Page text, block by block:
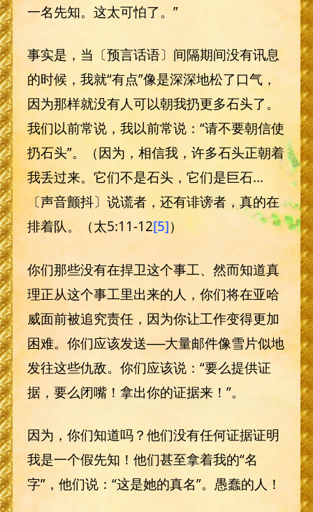
一名先知。这太可怕了。”
事实是，当〔预言话语〕间隔期间没有讯息
的时候，我就“有点”像是深深地松了口气，
因为那样就没有人可以朝我扔更多石头了。
我们以前常说，我以前常说：“请不要朝信使
扔石头”。（因为，相信我，许多石头正朝着
我丢过来。它们不是石头，它们是巨石...
〔声音颤抖〕说谎者，还有诽谤者，真的在
排着队。（太5:11-12[5]）
你们那些没有在捍卫这个事工、然而知道真
理正从这个事工里出来的人，你们将在亚哈
威面前被追究责任，因为你让工作变得更加
困难。你们应该发送──大量邮件像雪片似地
发往这些仇敌。你们应该说：“要么提供证
据，要么闭嘴！拿出你的证据来！”。
因为，你们知道吗？他们没有任何证据证明
我是一个假先知！他们甚至拿着我的“名
字”，他们说：“这是她的真名”。愚蠢的人！